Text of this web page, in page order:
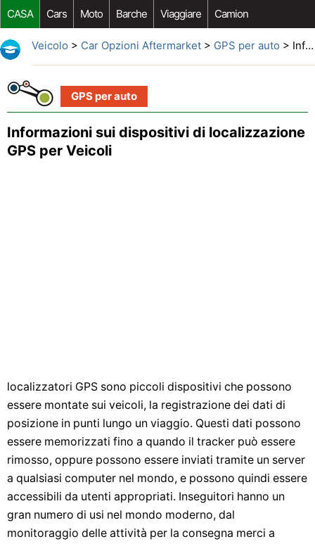
CASA Cars Moto Barche Viaggiare Camion
Riparazione Auto Acquisto Auto Car Opzioni Aftermarket
Veicolo > Car Opzioni Aftermarket> GPS per auto > Informazioni sui dispositivi di localizzazione GPS per Veicoli
GPS per auto
Informazioni sui dispositivi di localizzazione
GPS per Veicoli
localizzatori GPS sono piccoli dispositivi che possono
essere montate sui veicoli, la registrazione dei dati di
posizione in punti lungo un viaggio. Questi dati possono
essere memorizzati fino a quando il tracker può essere
rimosso, oppure possono essere inviati tramite un server
a qualsiasi computer nel mondo, e possono quindi essere
accessibili da utenti appropriati. Inseguitori hanno un
gran numero di usi nel mondo moderno, dal
monitoraggio delle attività per la consegna merci a